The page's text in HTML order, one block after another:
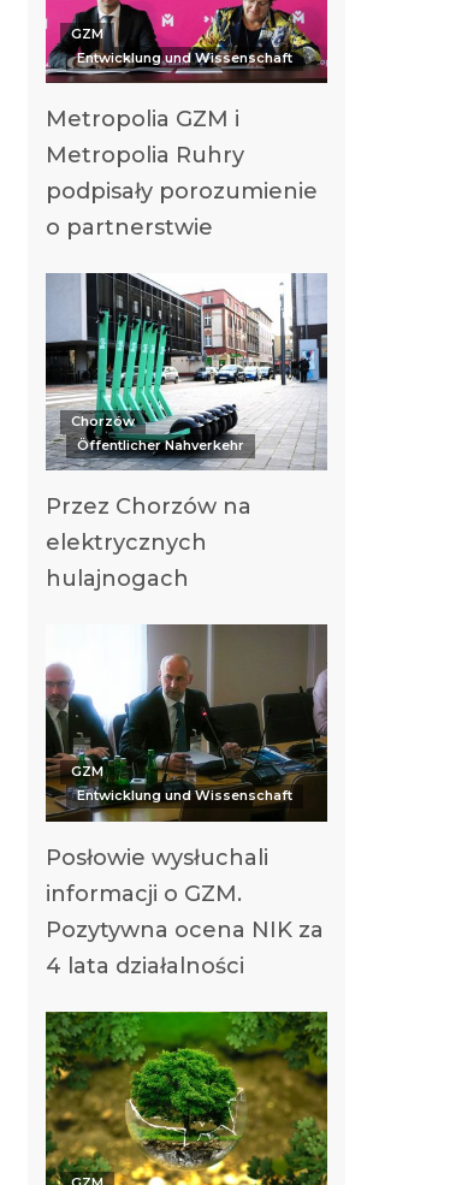
GZM
Entwicklung und Wissenschaft
Metropolia GZM i
Metropolia Ruhry
podpisały porozumienie
o partnerstwie
Chorzów
Öffentlicher Nahverkehr
Przez Chorzów na
elektrycznych
hulajnogach
GZM
Entwicklung und Wissenschaft
Posłowie wysłuchali
informacji o GZM.
Pozytywna ocena NIK za
4 lata działalności